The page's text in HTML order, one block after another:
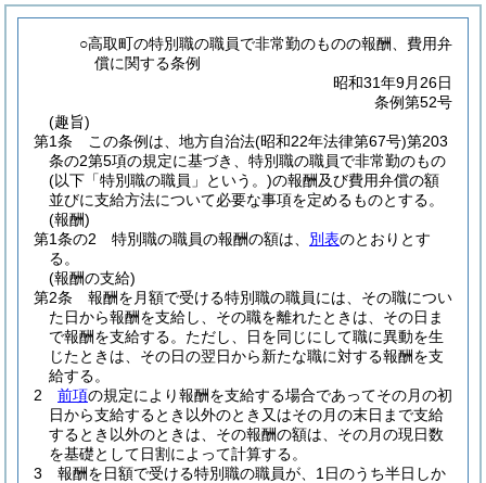
○高取町の特別職の職員で非常勤のものの報酬、費用弁
償に関する条例
昭和31年9月26日
条例第52号
(趣旨)
第1条
この条例は、地方自治法(昭和22年法律第67号)第203
条の2第5項の規定に基づき、特別職の職員で非常勤のもの
(以下「特別職の職員」という。)の報酬及び費用弁償の額
並びに支給方法について必要な事項を定めるものとする。
(報酬)
第1条の2
特別職の職員の報酬の額は、 別表のとおりとす
る。
(報酬の支給)
第2条
報酬を月額で受ける特別職の職員には、その職につい
た日から報酬を支給し、その職を離れたときは、その日ま
で報酬を支給する。 ただし、日を同じにして職に異動を生
じたときは、その日の翌日から新たな職に対する報酬を支
給する。
2
前項の規定により報酬を支給する場合であってその月の初
日から支給するとき以外のとき又はその月の末日まで支給
するとき以外のときは、その報酬の額は、その月の現日数
を基礎として日割によって計算する。
3
報酬を日額で受ける特別職の職員が、1日のうち半日しか